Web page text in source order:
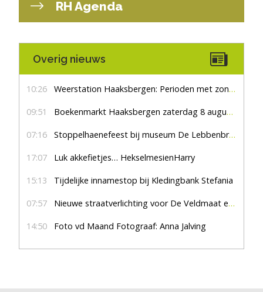
RH Agenda
Overig nieuws
10:26 Weerstation Haaksbergen: Perioden met zon en droog
09:51 Boekenmarkt Haaksbergen zaterdag 8 augustus, marktplein Haaksbergen
07:16 Stoppelhaenefeest bij museum De Lebbenbrugge
17:07 Luk akkefietjes… HekselmesienHarry
15:13 Tijdelijke innamestop bij Kledingbank Stefania
07:57 Nieuwe straatverlichting voor De Veldmaat en De Pas
14:50 Foto vd Maand Fotograaf: Anna Jalving